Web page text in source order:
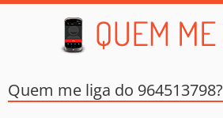
Quem me liga do 964513798?